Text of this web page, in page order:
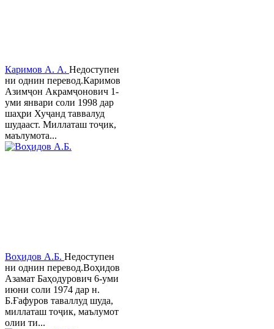
Каримов А. А. Недоступен
ни однин перевод.Каримов
Азимҷон Акрамҷонович 1-
уми январи соли 1998 дар
шаҳри Хуҷанд таввалуд
шудааст. Миллаташ тоҷик,
маълумота...
Воҳидов А.Б. Недоступен
ни однин перевод.Воҳидов
Азамат Баҳодурович 6-уми
июни соли 1974 дар н.
Б.Ғафуров таваллуд шуда,
миллаташ тоҷик, маълумот
олии ти...